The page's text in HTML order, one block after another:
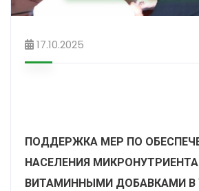
17.10.2025
ПОДДЕРЖКА МЕР ПО
НАСЕЛЕНИЯ
ВИТАМИННЫМИ ДОБАВКАМИ В